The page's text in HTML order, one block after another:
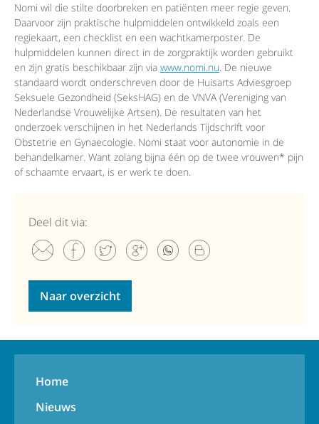
Nomi wil die stilte doorbreken en patiënten meer regie geven.
Daarvoor zijn praktische hulpmiddelen ontwikkeld zoals een
regiekaart, een checklist en een wachtkamerposter. De
hulpmiddelen kunnen direct in de zorgpraktijk worden gebruikt
en zijn gratis beschikbaar zijn via www.nomi.nu. De nieuwe
standaard wordt onderschreven door de Huisarts Adviesgroep
Seksuele Gezondheid (SeksHAG) en de VNVA (Vereniging van
Nederlandse Vrouwelijke Artsen). De resultaten van het
onderzoek verschijnen in het Nederlands Tijdschrift voor
Obstetrie en Gynaecologie. Nomi staat voor autonomie in de
behandelkamer. Want zolang bijna één op de twee vrouwen* pijn
of schaamte ervaart, is er werk te doen.
Deel dit via:
Naar overzicht
Home
Nieuws